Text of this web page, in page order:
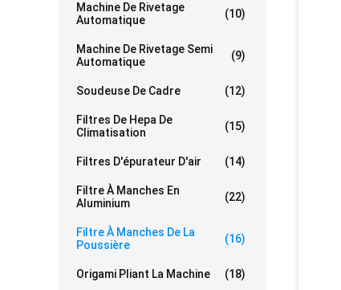
Machine De Rivetage
Automatique
(10)
Machine De Rivetage Semi
Automatique
(9)
Soudeuse De Cadre (12)
Filtres De Hepa De
Climatisation
(15)
Filtres D'épurateur D'air (14)
Filtre À Manches En
Aluminium
(22)
Filtre À Manches De La
Poussière
(16)
Origami Pliant La Machine (18)